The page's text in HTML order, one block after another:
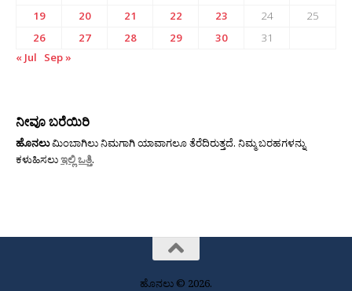
19
20 21 22 23 24
25
26
27 28 29 30
31
« Jul
Sep »
ನೀವೂ ಬರೆಯಿರಿ
ಹೊನಲುಮಿಂಬಾಗಿಲು ನಿಮಗಾಗಿ ಯಾವಾಗಲೂ ತೆರೆದಿರುತ್ತದೆ. ನಿಮ್ಮ ಬರಹಗಳನ್ನು
ಕಳುಹಿಸಲುಇಲ್ಲಿ ಒತ್ತಿ.
ಹೊನಲು © 2026.